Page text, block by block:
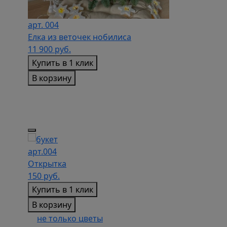
арт. 004
Елка из веточек нобилиса
11 900 руб.
Купить в 1 клик
В корзину
арт.004
Открытка
150 руб.
Купить в 1 клик
В корзину
не только цветы